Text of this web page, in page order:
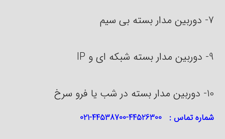
7- دوربین مدار بسته بی سیم
9- دوربین مدار بسته شبکه ای و IP
10- دوربین مدار بسته در شب یا فرو سرخ
شماره تماس : 44526300-44538700-021